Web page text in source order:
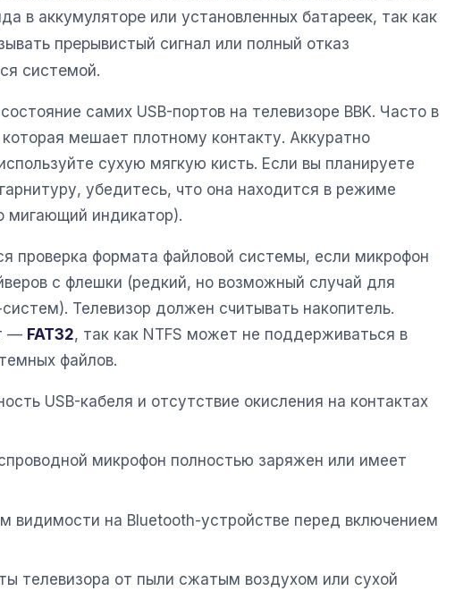
в аккумуляторе или установленных батареек, так как
прерывистый сигнал или полный отказ
системой.
самих USB-портов на телевизоре BBK. Часто в
мешает плотному контакту. Аккуратно
сухую мягкую кисть. Если вы планируете
убедитесь, что она находится в режиме
мигающий индикатор).
проверка формата файловой системы, если микрофон
с флешки (редкий, но возможный случай для
Телевизор должен считывать накопитель.
— FAT32, так как NTFS может не поддерживаться в
файлов.
USB-кабеля и отсутствие окисления на контактах
микрофон полностью заряжен или имеет
видимости на Bluetooth-устройстве перед включением
телевизора от пыли сжатым воздухом или сухой